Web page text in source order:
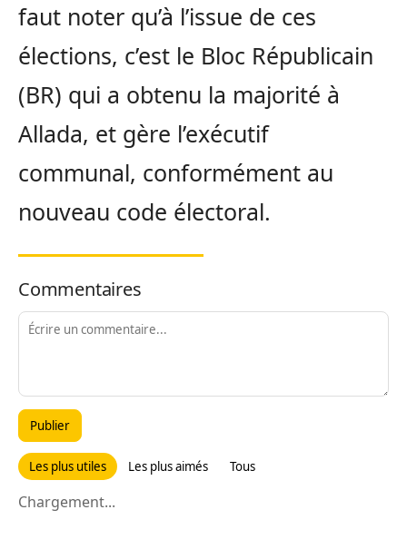
faut noter qu’à l’issue de ces
élections, c’est le Bloc Républicain
(BR) qui a obtenu la majorité à
Allada, et gère l’exécutif
communal, conformément au
nouveau code électoral.
Commentaires
Publier
Les plus utiles Les plus aimés Tous
Chargement...